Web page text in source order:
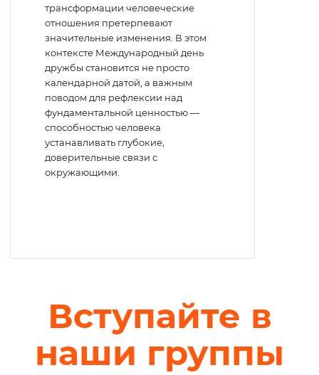
трансформации человеческие
отношения претерпевают
значительные изменения. В этом
контексте Международный день
дружбы становится не просто
календарной датой, а важным
поводом для рефлексии над
фундаментальной ценностью —
способностью человека
устанавливать глубокие,
доверительные связи с
окружающими.
Вступайте в
наши группы